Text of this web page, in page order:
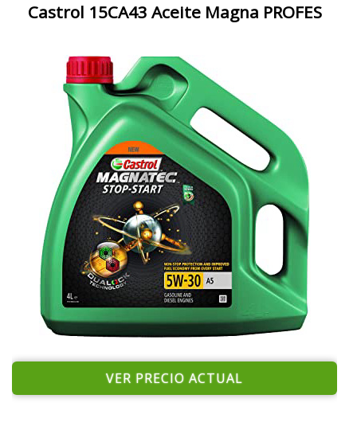
Castrol 15CA43 Aceite Magna PROFES
VER PRECIO ACTUAL